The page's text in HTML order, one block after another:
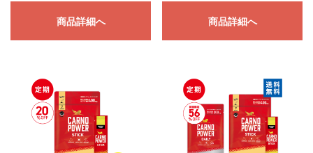
商品詳細へ 商品詳細へ